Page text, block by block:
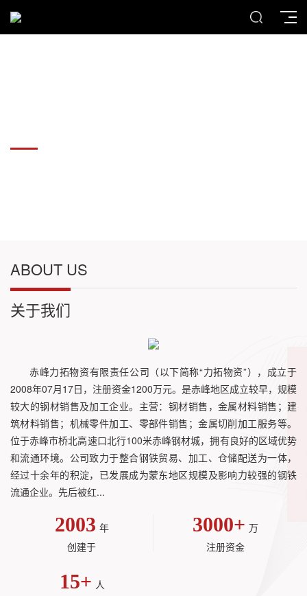
ABOUT US
关于我们
赤峰力拓物资有限责任公司（以下简称“力拓物资”），成立于
2008年07月17日，注册资金1200万元。是赤峰地区成立较早，规模
较大的钢材销售及加工企业。主营：钢材销售，金属材料销售；建
筑材料销售；机械零件加工、零部件销售；金属切削加工服务等。
位于赤峰市桥北高速口北行100米赤峰钢材城，拥有良好的区域优势
和流通环境。公司致力于整合钢铁贸易、加工、仓储配送为一体，
经过十余年的积淀，已发展成为蒙东地区规模及影响力较强的钢铁
流通企业。先后被红...
2003 年
创建于
3000+ 万
注册资金
15+ 人